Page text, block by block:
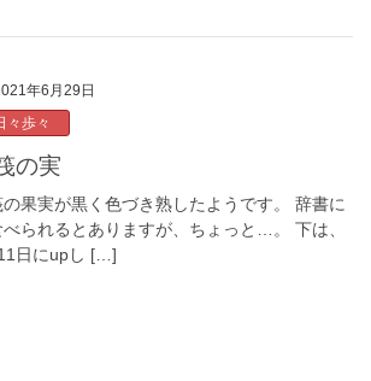
年6月29日
々歩々
筏の実
の果実が黒く色づき熟したようです。 辞書に
べられるとありますが、ちょっと…。 下は、
日にupし […]